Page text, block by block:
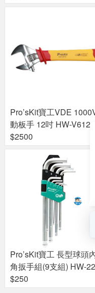
Pro’sKit寶工VDE
動板手 12吋 HW-V612
$2500
Pro’sKit寶工 長型球頭
角扳手組(9支組) HW-
$250